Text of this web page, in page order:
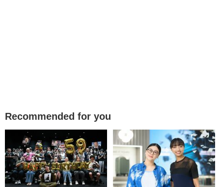
Recommended for you